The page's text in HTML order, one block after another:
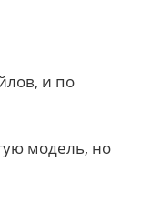
и по
модель, но